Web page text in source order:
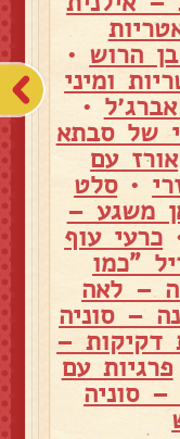
הרוש •
עם פטריות ומיני
•
של סבתא
אורז עם
•סלט
משגע –
כרעי עוף
"כמו
– לאה
– סוניה
דקיקות –
פרגיות עם
סוניה